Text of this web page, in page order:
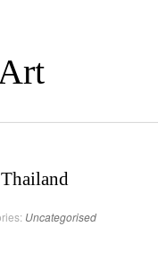
Uncategorised